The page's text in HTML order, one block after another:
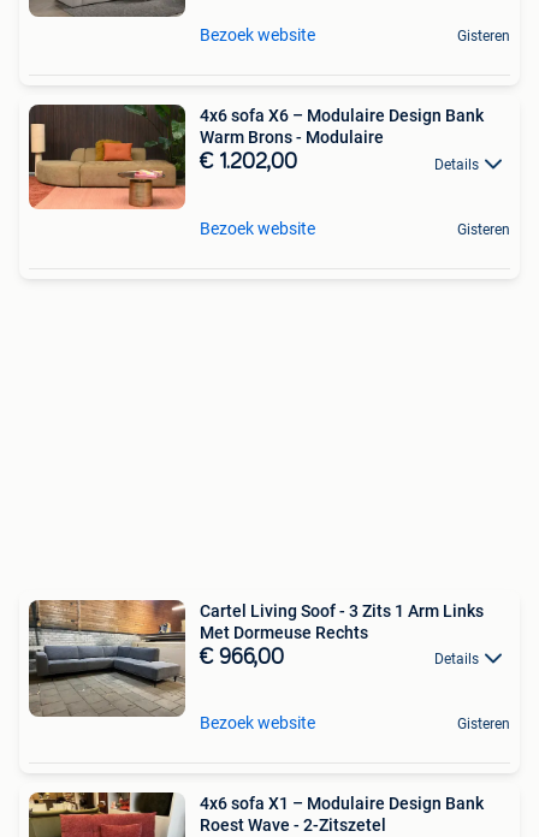
Bezoek website Gisteren
4x6 sofa X6 – Modulaire Design Bank
Warm Brons - Modulaire
€ 1.202,00 Details
Bezoek website Gisteren
Cartel Living Soof - 3 Zits 1 Arm Links
Met Dormeuse Rechts
€ 966,00 Details
Bezoek website Gisteren
4x6 sofa X1 – Modulaire Design Bank
Roest Wave - 2-Zitszetel